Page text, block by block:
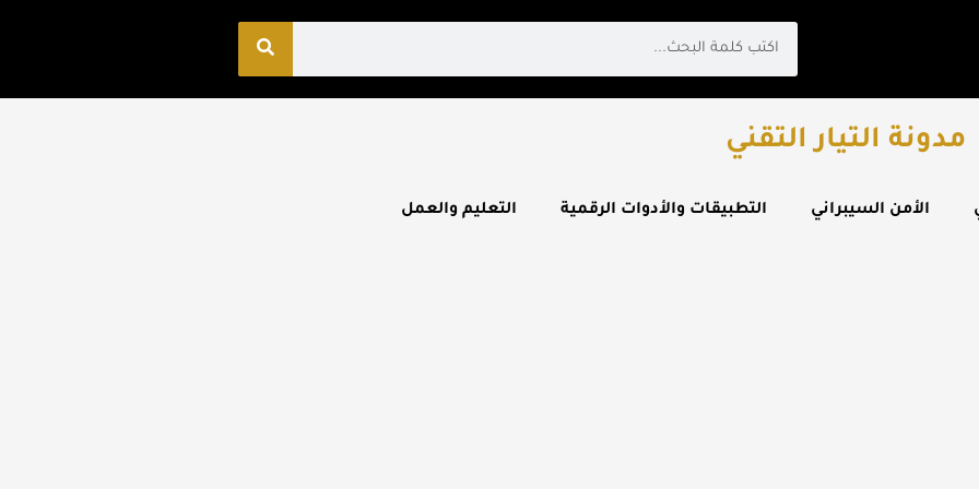
مدونة التيار التقني
الأمن السيبراني التطبيقات والأدوات الرقمية التعليم والعمل